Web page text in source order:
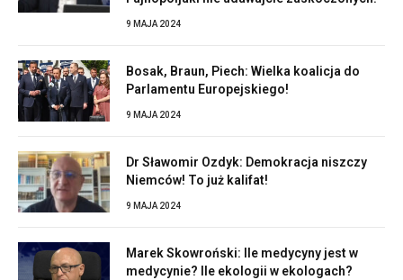
9 MAJA 2024
Bosak, Braun, Piech: Wielka koalicja do
Parlamentu Europejskiego!
9 MAJA 2024
Dr Sławomir Ozdyk: Demokracja niszczy
Niemców! To już kalifat!
9 MAJA 2024
Marek Skowroński: Ile medycyny jest w
medycynie? Ile ekologii w ekologach?